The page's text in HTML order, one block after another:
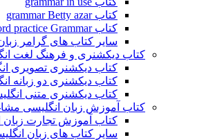
کتاب grammar Betty azar
کتاب Oxford practice Grammar
سایر کتاب های گرامر
کتاب دیکشنری و فرهنگ لغت
کتاب دیکشنری تصویری
کتاب دیکشنری دو زبانه
کتاب دیکشنری متنی
کتاب آموزش زبان انگلیسی
کتاب آموزش تجارت زبان
سایر کتاب های زبان